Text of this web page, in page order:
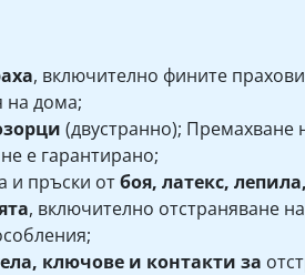
, включително фините
на дома;
(двустранно); Премахване
е гарантирано;
и пръски отбоя, латекс,
, включително отстраняване
ключове и контакти за